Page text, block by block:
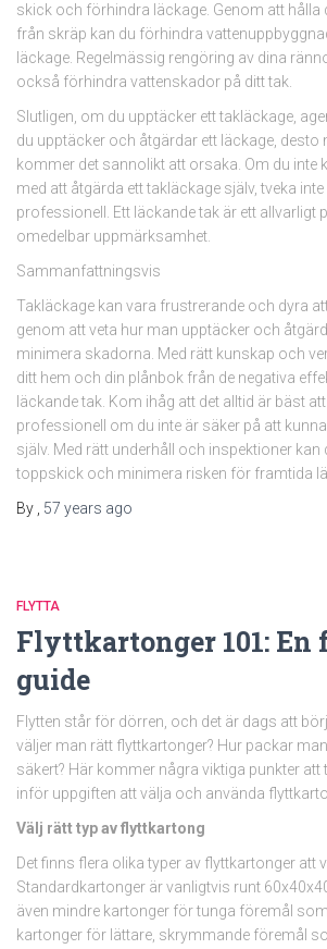
skick och förhindra läckage. Genom att hålla
från skräp kan du förhindra
läckage. Regelmässig rengöring av dina
också förhindra vattenskador på ditt tak.
Slutligen, om du upptäcker ett takläckage,
du upptäcker och åtgärdar ett läckage, desto
kommer det sannolikt att orsaka. Om du inte
med att åtgärda ett takläckage själv, tveka inte
professionell. Ett läckande tak är ett allvarligt
omedelbar uppmärksamhet.
Sammanfattningsvis
Takläckage kan vara frustrerande och dyra
genom att veta hur man upptäcker och
minimera skadorna. Med rätt kunskap och
ditt hem och din plånbok från de negativa
läckande tak. Kom ihåg att det alltid är bäst
professionell om du inte är säker på att
själv. Med rätt underhåll och inspektioner kan
toppskick och minimera risken för framtida
By
57 years ago
FLYTTA
Flyttkartonger 101:
guide
Flytten står för dörren, och det är dags att
väljer man rätt flyttkartonger? Hur packar
säkert? Här kommer några viktiga punkter att
inför uppgiften att välja och använda
Välj rätt typ av flyttkartong
Det finns flera olika typer av flyttkartonger att
Standardkartonger är vanligtvis runt
även mindre kartonger för tunga föremål
kartonger för lättare, skrymmande föremål